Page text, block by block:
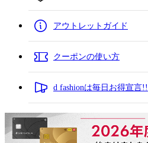
アウトレットガイド
クーポンの使い方
d fashionは毎日お得宣言!!